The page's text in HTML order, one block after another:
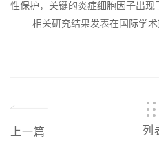
性保护，关键的炎症细胞因子出现
相关研究结果发表在国际学术期
上一篇 列